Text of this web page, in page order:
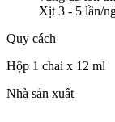
Xịt 3 - 5 lần/
Quy cách
Hộp 1 chai x 12 ml
Nhà sản xuất